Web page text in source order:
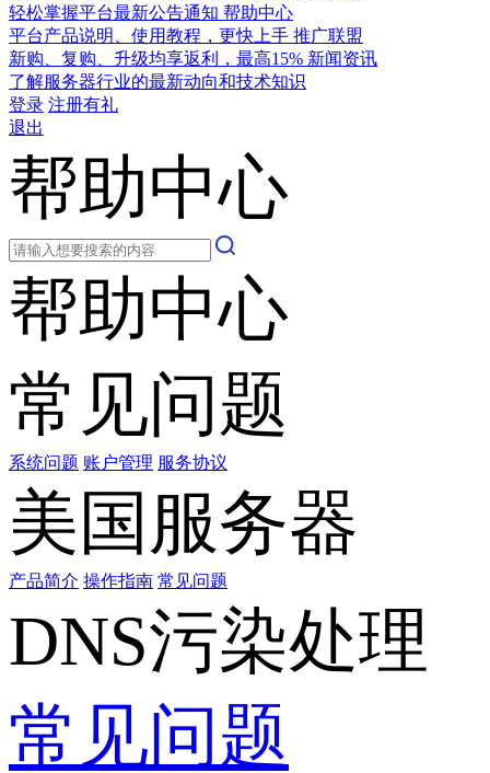
轻松掌握平台最新公告通知 帮助中心
平台产品说明、使用教程，更快上手 推广联盟
新购、复购、升级均享返利，最高15% 新闻资讯
了解服务器行业的最新动向和技术知识
登录 注册有礼
退出
帮助中心
帮助中心
常见问题
系统问题 账户管理 服务协议
美国服务器
产品简介 操作指南 常见问题
DNS污染处理
常见问题